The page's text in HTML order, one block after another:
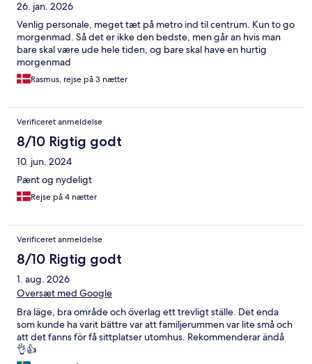
26. jan. 2026
Venlig personale, meget tæt på metro ind til centrum. Kun to go
morgenmad. Så det er ikke den bedste, men går an hvis man
bare skal være ude hele tiden, og bare skal have en hurtig
morgenmad
Rasmus, rejse på 3 nætter
Verificeret anmeldelse
8/10 Rigtig godt
10. jun. 2024
Pænt og nydeligt
Rejse på 4 nætter
Verificeret anmeldelse
8/10 Rigtig godt
1. aug. 2026
Oversæt med Google
Bra läge, bra område och överlag ett trevligt ställe. Det enda
som kunde ha varit bättre var att familjerummen var lite små och
att det fanns för få sittplatser utomhus. Rekommenderar ändå
👌👍